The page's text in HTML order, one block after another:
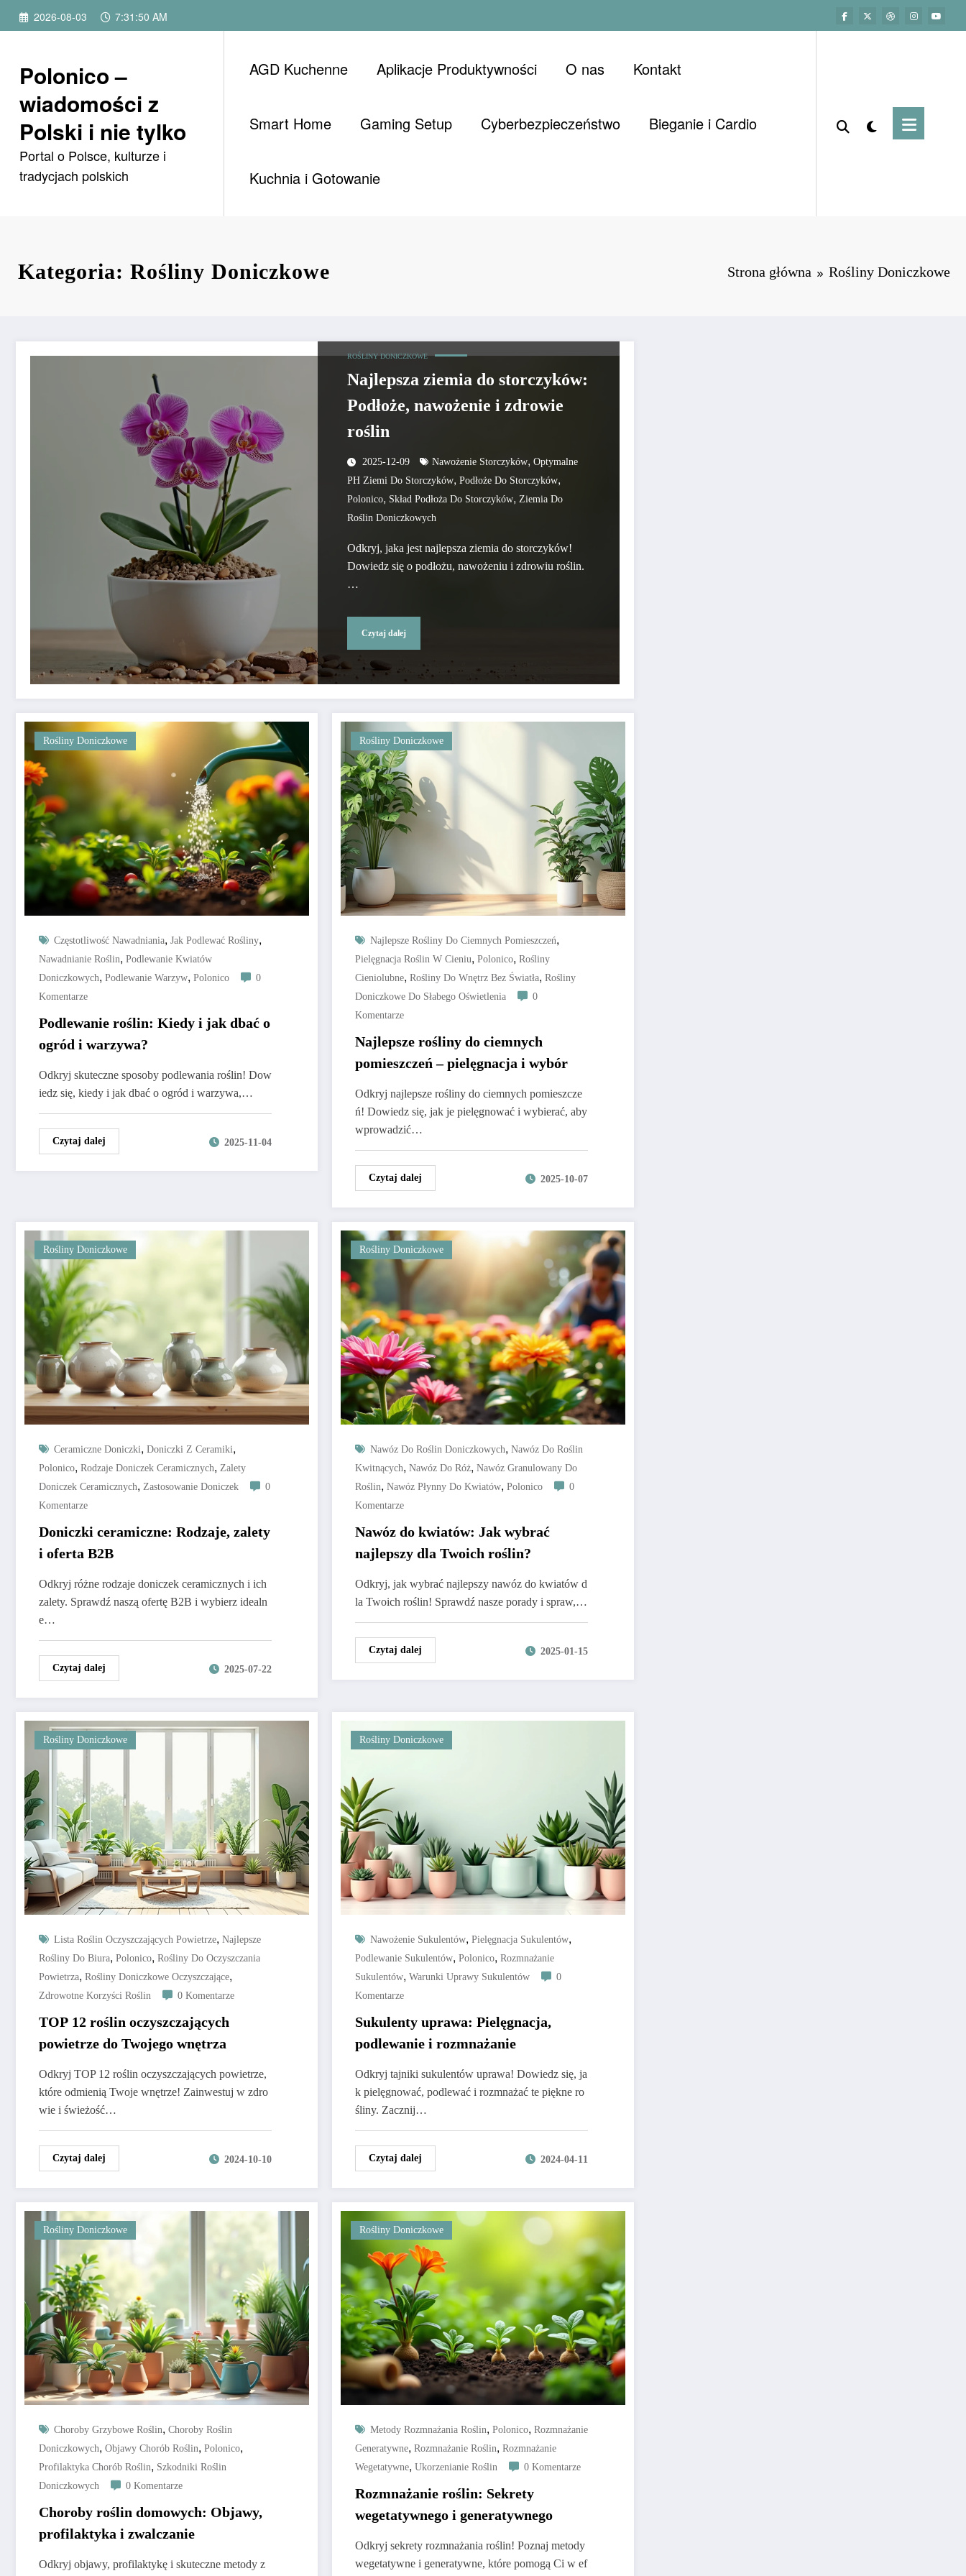
Przejdź 2026-08-03 7:31:52 AM
Polonico –
wiadomości z
Polski i nie tylko
Portal o Polsce, kulturze i
tradycjach polskich
AGD Kuchenne Aplikacje Produktywności O nas Kontakt
Smart Home Gaming Setup Cyberbezpieczeństwo Bieganie i Cardio
Kuchnia i Gotowanie
Kategoria: Rośliny Doniczkowe Strona główna Rośliny Doniczkowe
ROŚLINY DONICZKOWE
Najlepsza ziemia do storczyków:
Podłoże, nawożenie i zdrowie
roślin
2025-12-09 Nawożenie Storczyków, Optymalne
PH Ziemi Do Storczyków, Podłoże Do Storczyków,
Polonico, Skład Podłoża Do Storczyków, Ziemia Do
Roślin Doniczkowych
Odkryj, jaka jest najlepsza ziemia do storczyków!
Dowiedz się o podłożu, nawożeniu i zdrowiu roślin.
…
Czytaj dalej
Rośliny Doniczkowe
Częstotliwość Nawadniania, Jak Podlewać Rośliny,
Nawadnianie Roślin, Podlewanie Kwiatów
Doniczkowych, Podlewanie Warzyw, Polonico
0
Komentarze
Podlewanie roślin: Kiedy i jak dbać o
ogród i warzywa?
Odkryj skuteczne sposoby podlewania roślin! Dow
iedz się, kiedy i jak dbać o ogród i warzywa,…
Czytaj dalej 2025-11-04
Rośliny Doniczkowe
Najlepsze Rośliny Do Ciemnych Pomieszczeń,
Pielęgnacja Roślin W Cieniu, Polonico, Rośliny
Cieniolubne, Rośliny Do Wnętrz Bez Światła, Rośliny
Doniczkowe Do Słabego Oświetlenia
0
Komentarze
Najlepsze rośliny do ciemnych
pomieszczeń – pielęgnacja i wybór
Odkryj najlepsze rośliny do ciemnych pomieszcze
ń! Dowiedz się, jak je pielęgnować i wybierać, aby
wprowadzić…
Czytaj dalej 2025-10-07
Rośliny Doniczkowe
Ceramiczne Doniczki, Doniczki Z Ceramiki,
Polonico, Rodzaje Doniczek Ceramicznych, Zalety
Doniczek Ceramicznych, Zastosowanie Doniczek
0
Komentarze
Doniczki ceramiczne: Rodzaje, zalety
i oferta B2B
Odkryj różne rodzaje doniczek ceramicznych i ich
zalety. Sprawdź naszą ofertę B2B i wybierz idealn
e…
Czytaj dalej 2025-07-22
Rośliny Doniczkowe
Nawóz Do Roślin Doniczkowych, Nawóz Do Roślin
Kwitnących, Nawóz Do Róż, Nawóz Granulowany Do
Roślin, Nawóz Płynny Do Kwiatów, Polonico
0
Komentarze
Nawóz do kwiatów: Jak wybrać
najlepszy dla Twoich roślin?
Odkryj, jak wybrać najlepszy nawóz do kwiatów d
la Twoich roślin! Sprawdź nasze porady i spraw,…
Czytaj dalej 2025-01-15
Rośliny Doniczkowe
Lista Roślin Oczyszczających Powietrze, Najlepsze
Rośliny Do Biura, Polonico, Rośliny Do Oczyszczania
Powietrza, Rośliny Doniczkowe Oczyszczające,
Zdrowotne Korzyści Roślin 0 Komentarze
TOP 12 roślin oczyszczających
powietrze do Twojego wnętrza
Odkryj TOP 12 roślin oczyszczających powietrze,
które odmienią Twoje wnętrze! Zainwestuj w zdro
wie i świeżość…
Czytaj dalej 2024-10-10
Rośliny Doniczkowe
Nawożenie Sukulentów, Pielęgnacja Sukulentów,
Podlewanie Sukulentów, Polonico, Rozmnażanie
Sukulentów, Warunki Uprawy Sukulentów
0
Komentarze
Sukulenty uprawa: Pielęgnacja,
podlewanie i rozmnażanie
Odkryj tajniki sukulentów uprawa! Dowiedz się, ja
k pielęgnować, podlewać i rozmnażać te piękne ro
śliny. Zacznij…
Czytaj dalej 2024-04-11
Rośliny Doniczkowe
Choroby Grzybowe Roślin, Choroby Roślin
Doniczkowych, Objawy Chorób Roślin, Polonico,
Profilaktyka Chorób Roślin, Szkodniki Roślin
Doniczkowych
0 Komentarze
Choroby roślin domowych: Objawy,
profilaktyka i zwalczanie
Odkryj objawy, profilaktykę i skuteczne metody z
Rośliny Doniczkowe
Metody Rozmnażania Roślin, Polonico, Rozmnażanie
Generatywne, Rozmnażanie Roślin, Rozmnażanie
Wegetatywne, Ukorzenianie Roślin 0 Komentarze
Rozmnażanie roślin: Sekrety
wegetatywnego i generatywnego
Odkryj sekrety rozmnażania roślin! Poznaj metody
wegetatywne i generatywne, które pomogą Ci w ef